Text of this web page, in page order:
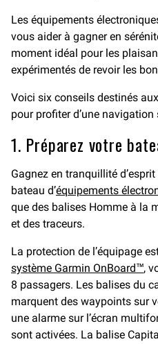
Les équipements
vous aider à gagner en
moment idéal pour les
expérimentés de revoir les
Voici six conseils destinés
pour profiter d’une
1. Préparez votre
Gagnez en tranquillité
bateau d’équipements
que des balises Homme à la
et des traceurs.
La protection de l’équipage
système Garmin OnBoard™,
8 passagers. Les balises du
marquent des waypoints sur
une alarme sur l’écran
sont activées. La balise